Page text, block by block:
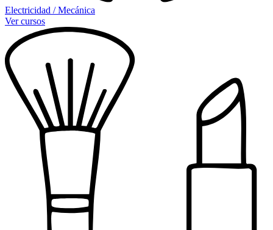
Electricidad / Mecánica
Ver cursos